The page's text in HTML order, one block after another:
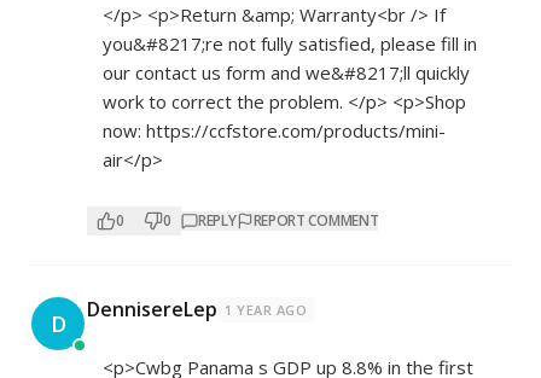
</p> <p>Return &amp; Warranty<br /> If
you&#8217;re not fully satisfied, please fill in
our contact us form and we&#8217;ll quickly
work to correct the problem. </p> <p>Shop
now: https://ccfstore.com/products/mini-
air</p>
0 0 REPLY REPORT COMMENT
D DennisereLep 1 YEAR AGO
<p>Cwbg Panama s GDP up 8.8% in the first